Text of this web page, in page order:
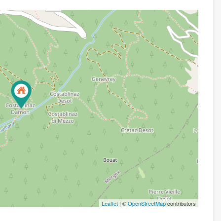
Leaflet| ©OpenStreetMapcontributors